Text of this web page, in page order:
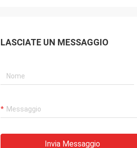
LASCIATE UN MESSAGGIO
Invia Messaggio